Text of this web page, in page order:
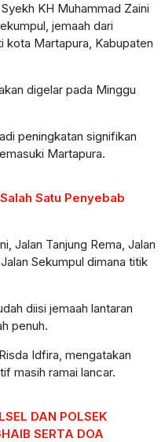
KH Muhammad Zaini
jemaah dari
kota Martapura, Kabupaten
digelar pada Minggu
peningkatan signifikan
Martapura.
Satu Penyebab
Jalan Tanjung Rema, Jalan
Sekumpul dimana titik
diisi jemaah lantaran
penuh.
Idfira, mengatakan
masih ramai lancar.
DAN POLSEK
SERTA DOA